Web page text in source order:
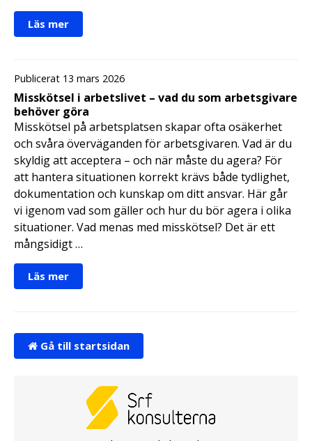
Läs mer
Publicerat 13 mars 2026
Misskötsel i arbetslivet – vad du som arbetsgivare
behöver göra
Misskötsel på arbetsplatsen skapar ofta osäkerhet
och svåra överväganden för arbetsgivaren. Vad är du
skyldig att acceptera – och när måste du agera? För
att hantera situationen korrekt krävs både tydlighet,
dokumentation och kunskap om ditt ansvar. Här går
vi igenom vad som gäller och hur du bör agera i olika
situationer. Vad menas med misskötsel? Det är ett
mångsidigt …
Läs mer
Gå till startsidan